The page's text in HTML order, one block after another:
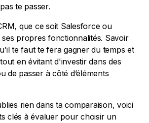
te passer.
que ce soit Salesforce ou
propres fonctionnalités. Savoir
te faut te fera gagner du temps et
en évitant d'investir dans des
de passer à côté d’éléments
rien dans ta comparaison, voici
clés à évaluer pour choisir un